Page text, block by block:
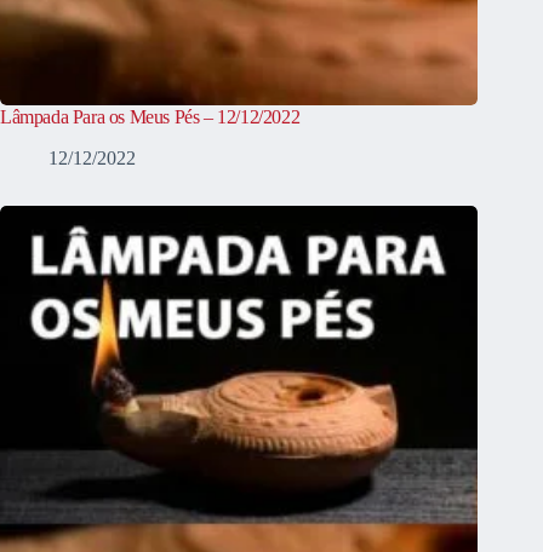
Lâmpada Para os Meus Pés – 12/12/2022
12/12/2022